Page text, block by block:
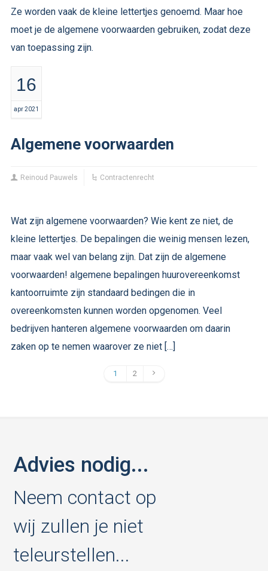
Ze worden vaak de kleine lettertjes genoemd. Maar hoe
moet je de algemene voorwaarden gebruiken, zodat deze
van toepassing zijn.
16
apr 2021
Algemene voorwaarden
Reinoud Pauwels Contractenrecht
Wat zijn algemene voorwaarden? Wie kent ze niet, de
kleine lettertjes. De bepalingen die weinig mensen lezen,
maar vaak wel van belang zijn. Dat zijn de algemene
voorwaarden! algemene bepalingen huurovereenkomst
kantoorruimte zijn standaard bedingen die in
overeenkomsten kunnen worden opgenomen. Veel
bedrijven hanteren algemene voorwaarden om daarin
zaken op te nemen waarover ze niet […]
1 2
Advies nodig...
Neem contact op
wij zullen je niet
teleurstellen...